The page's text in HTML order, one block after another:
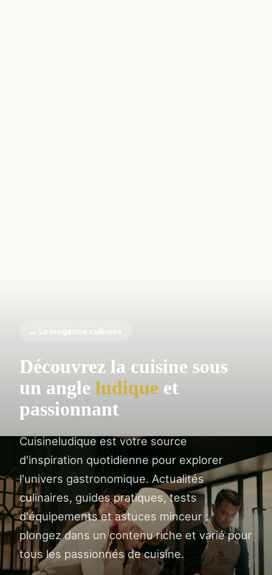
🍳 Le magazine culinaire
Découvrez la cuisine sous
un angle ludique et
passionnant
Cuisineludique est votre source
d'inspiration quotidienne pour explorer
l'univers gastronomique. Actualités
culinaires, guides pratiques, tests
d'équipements et astuces minceur :
plongez dans un contenu riche et varié pour
tous les passionnés de cuisine.